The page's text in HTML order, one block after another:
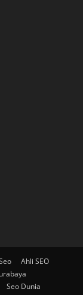
Ahli SEO
Seo Dunia